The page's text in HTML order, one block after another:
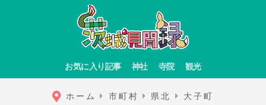
お気に入り記事 神社 寺院 観光
ホーム 市町村 県北 大子町